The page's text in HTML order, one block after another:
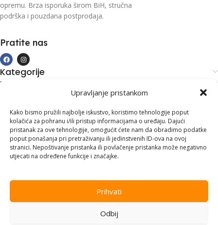
Upravljanje pristankom
Kako bismo pružili najbolje iskustvo, koristimo tehnologije poput
kolačića za pohranu i/ili pristup informacijama o uređaju. Dajući
pristanak za ove tehnologije, omogućit ćete nam da obradimo podatke
poput ponašanja pri pretraživanju ili jedinstvenih ID-ova na ovoj
stranici. Nepoštivanje pristanka ili povlačenje pristanka može negativno
utjecati na određene funkcije i značajke.
Prihvati
Odbij
opremu. Brza isporuka širom BiH, stručna
podrška i pouzdana postprodaja.
Pratite nas
Kategorije
Kupovina i podrška
Kontakt informacije
Branilaca Bosne, 75 300 Lukavac
+387 35 555 999
info@pconer.ba